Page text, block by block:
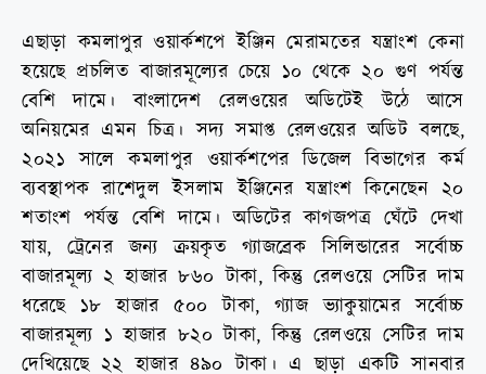
এছাড়া কমলাপুর ওয়ার্কশপে ইঞ্জিন মেরামতের যন্ত্রাংশ কেনা
হয়েছে প্রচলিত বাজারমূল্যের চেয়ে ১০ থেকে ২০ গুণ পর্যন্ত
বেশি দামে। বাংলাদেশ রেলওয়ের অডিটেই উঠে আসে
অনিয়মের এমন চিত্র। সদ্য সমাপ্ত রেলওয়ের অডিট বলছে,
২০২১ সালে কমলাপুর ওয়ার্কশপের ডিজেল বিভাগের কর্ম
ব্যবস্থাপক রাশেদুল ইসলাম ইঞ্জিনের যন্ত্রাংশ কিনেছেন ২০
শতাংশ পর্যন্ত বেশি দামে। অডিটের কাগজপত্র ঘেঁটে দেখা
যায়, ট্রেনের জন্য ক্রয়কৃত গ্যাজব্রেক সিলিন্ডারের সর্বোচ্চ
বাজারমূল্য ২ হাজার ৮৬০ টাকা, কিন্তু রেলওয়ে সেটির দাম
ধরেছে ১৮ হাজার ৫০০ টাকা, গ্যাজ ভ্যাকুয়ামের সর্বোচ্চ
বাজারমূল্য ১ হাজার ৮২০ টাকা, কিন্তু রেলওয়ে সেটির দাম
দেখিয়েছে ২২ হাজার ৪৯০ টাকা। এ ছাড়া একটি সানবার